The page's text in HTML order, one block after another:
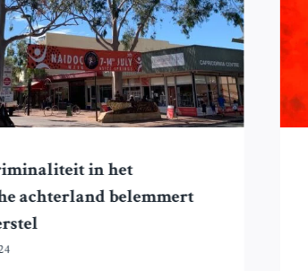
in het
achterland belemmert